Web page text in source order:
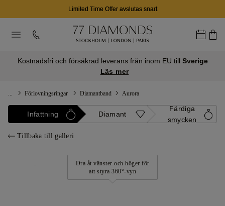
Limited Time Offer avslutas snart
Kostnadsfri och försäkrad leverans från inom EU till Sverige
Läs mer
Förlovningsringar Diamantband Aurora
Infattning Diamant
Färdiga
smycken
Tillbaka till galleri
Dra åt vänster och höger för
att styra 360°-vyn